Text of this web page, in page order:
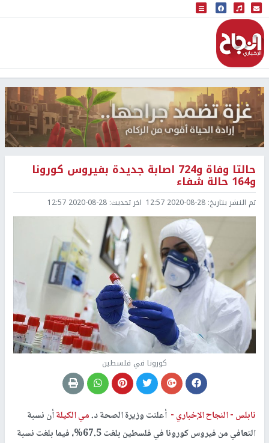
البث المباشر
إذاعة النجاح
حالتا وفاة و724 اصابة جديدة بفيروس كورونا
و164 حالة شفاء
تم النشر بتاريخ: 2020-08-28 12:57 اخر تحديث: 2020-08-28 12:57
كورونا في فلسطين
نابلس -النجاح الإخباري - أعلنت وزيرة الصحة د.مي الكيلةأن نسبة
التعافي من فيروس كورونا في فلسطين بلغت 67.5%، فيما بلغت نسبة